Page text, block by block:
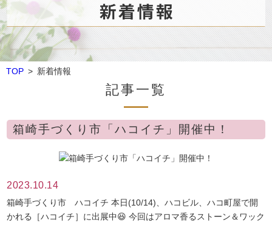
TOP > 新着情報
記事一覧
箱崎手づくり市「ハコイチ」開催中！
2023.10.14
箱崎手づくり市 ハコイチ 本日(10/14)、ハコビル、ハコ町屋で開
かれる［ハコイチ］に出展中😆 今回はアロマ香るストーン＆ワック